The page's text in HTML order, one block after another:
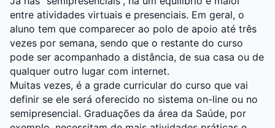
entre atividades virtuais e presenciais. Em geral, o
aluno tem que comparecer ao polo de apoio até três
vezes por semana, sendo que o restante do curso
pode ser acompanhado a distância, de sua casa ou de
qualquer outro lugar com internet.
Muitas vezes, é a grade curricular do curso que vai
definir se ele será oferecido no sistema on-line ou no
semipresencial. Graduações da área da Saúde, por